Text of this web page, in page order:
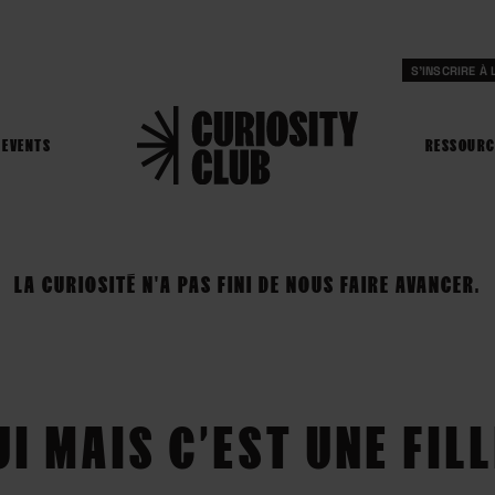
EVENTS
S'INSCRIRE À
LA CURIOSITÉ N'A PAS FINI DE NOUS FAIRE AVANCER.
MAIS C’EST UNE